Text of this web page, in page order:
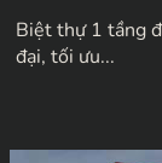
Biệt thự 1 tầng
đại, tối ưu...